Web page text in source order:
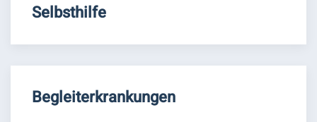
Selbsthilfe
Begleiterkrankungen